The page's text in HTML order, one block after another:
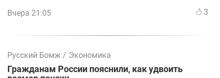
Вчера 21:05 3
Русский Бомж / Экономика
Гражданам России пояснили, как удвоить